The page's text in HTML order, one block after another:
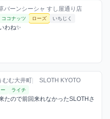
ーシャ / 2026年4月14日
バーンシーシャ すし屋通り店
ー
ココナッツ ローズ いちじく
わね✨
ズミックスを見る
むむ大井町 / お店シーシャ /
むむ大井町| SLOTH KYOTO
ー
ライチ
たので前回来れなかったSLOTHさ